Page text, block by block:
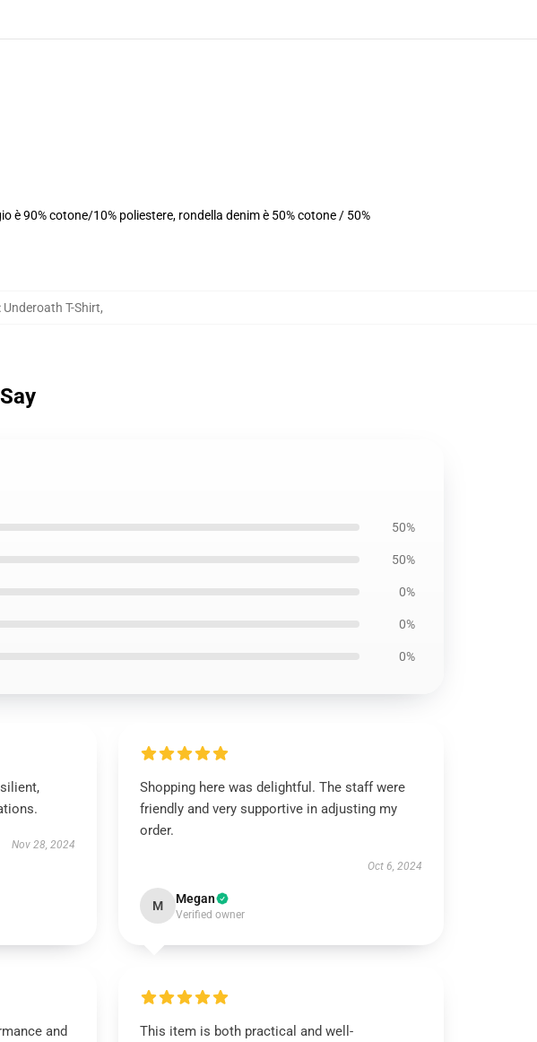
90% cotone/10% poliestere, rondella denim è 50% cotone / 50%
Underoath T-Shirt,
50%
50%
0%
0%
0%
Nov 28, 2024
Shopping here was delightful. The staff were
friendly and very supportive in adjusting my
order.
Oct 6, 2024
M Megan
Verified owner
and
This item is both practical and well-